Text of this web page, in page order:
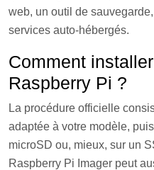
web, un outil de
services auto-hébergés.
Comment
Raspberry Pi ?
La procédure officielle
adaptée à votre modèle,
microSD ou, mieux, sur un
Raspberry Pi Imager peut